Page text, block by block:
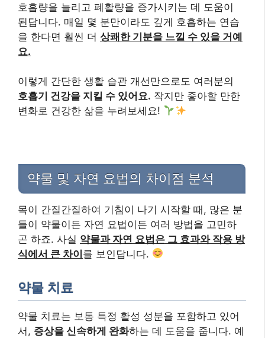
호흡량을 늘리고 폐활량을 증가시키는 데 도움이
된답니다. 매일 몇 분만이라도 깊게 호흡하는 연습
을 한다면 훨씬 더 상쾌한 기분을 느낄 수 있을 거예
요.
이렇게 간단한 생활 습관 개선만으로도 여러분의
호흡기 건강을 지킬 수 있어요. 작지만 좋아할 만한
변화로 건강한 삶을 누려보세요!
약물 및 자연 요법의 차이점 분석
목이 간질간질하여 기침이 나기 시작할 때, 많은 분
들이 약물이든 자연 요법이든 여러 방법을 고민하
곤 하죠. 사실 약물과 자연 요법은 그 효과와 작용 방
식에서 큰 차이를 보인답니다.
약물 치료
약물 치료는 보통 특정 활성 성분을 포함하고 있어
서, 증상을 신속하게 완화하는 데 도움을 줍니다. 예